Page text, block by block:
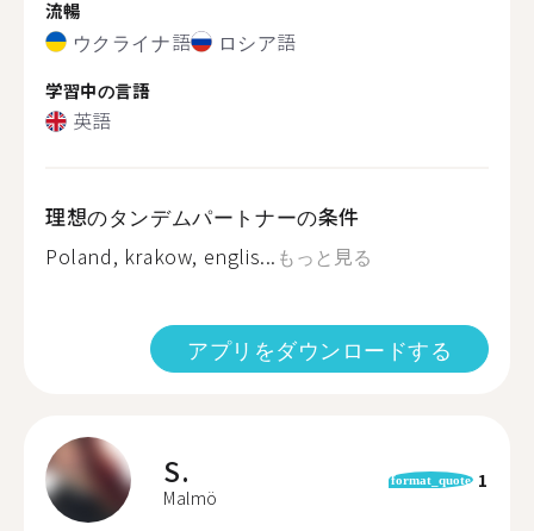
流暢
ウクライナ語 ロシア語
学習中の言語
英語
理想のタンデムパートナーの条件
Poland, krakow, englis... もっと見る
アプリをダウンロードする
S.
Malmö
format_quote 1